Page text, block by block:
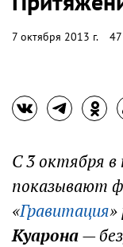
7 октября 2013 г.
С 3 октября
показывают
«Гравитация»
Куарона—